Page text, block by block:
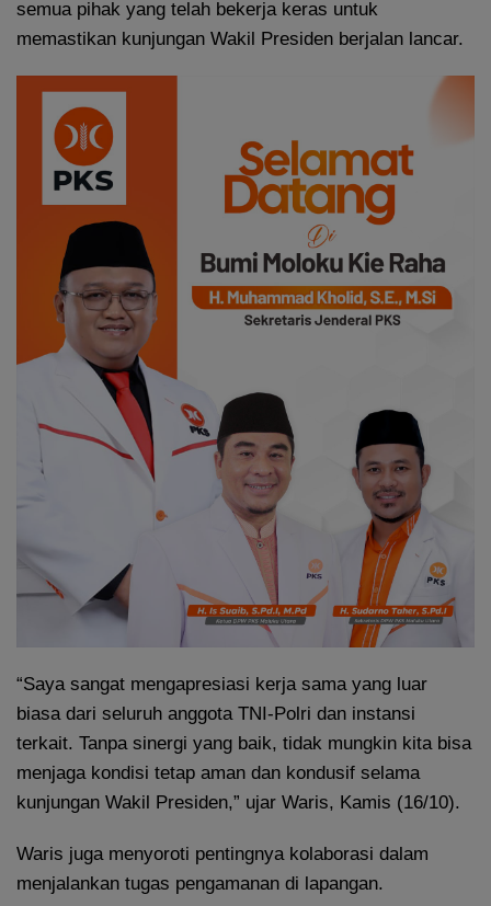
semua pihak yang telah bekerja keras untuk
memastikan kunjungan Wakil Presiden berjalan lancar.
“Saya sangat mengapresiasi kerja sama yang luar
biasa dari seluruh anggota TNI-Polri dan instansi
terkait. Tanpa sinergi yang baik, tidak mungkin kita bisa
menjaga kondisi tetap aman dan kondusif selama
kunjungan Wakil Presiden,” ujar Waris, Kamis (16/10).
Waris juga menyoroti pentingnya kolaborasi dalam
menjalankan tugas pengamanan di lapangan.